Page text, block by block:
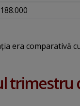
188.000
era comparativă
trimestru